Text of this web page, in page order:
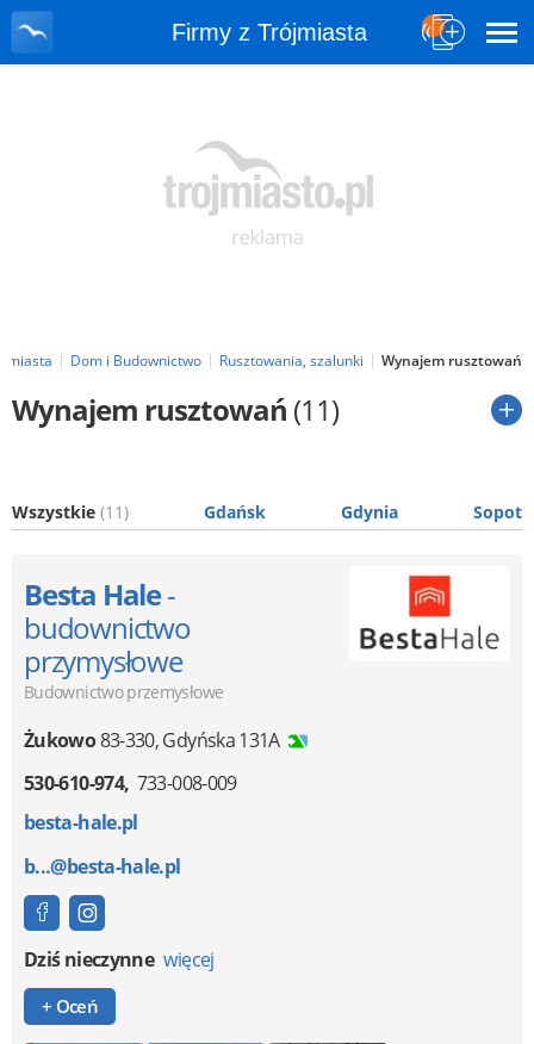
Firmy z Trójmiasta
Dom i Budownictwo Rusztowania, szalunki Wynajem rusztowań
Wynajem rusztowań (11)
Wszystkie (11) Gdańsk Gdynia Sopot
Besta Hale-
budownictwo
przymysłowe
Budownictwo przemysłowe
Żukowo83-330,Gdyńska 131A
530-610-974 733-008-009
besta-hale.pl
b...@besta-hale.pl
Dziś nieczynne więcej
+ Oceń